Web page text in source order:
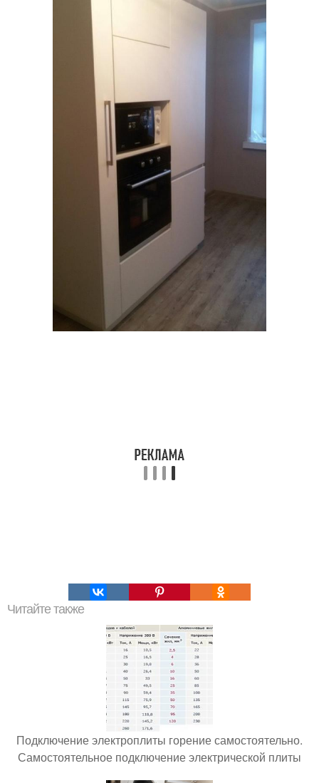
Читайте также
Подключение электроплиты горение самостоятельно.
Самостоятельное подключение электрической плиты